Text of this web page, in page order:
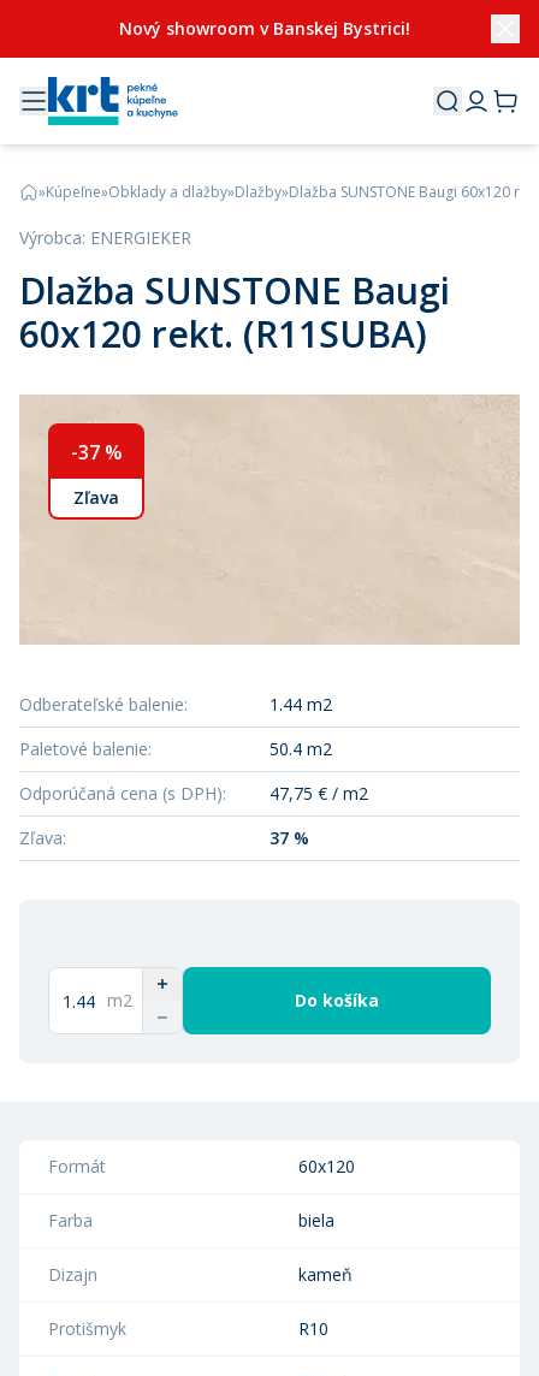
Nový showroom v Banskej Bystrici!
»Kúpeľne»Obklady a dlažby»Dlažby»Dlažba SUNSTONE Baugi 60x120
Výrobca: ENERGIEKER
Dlažba SUNSTONE Baugi
60x120 rekt. (R11SUBA)
-37%
Zľava
Odberateľské balenie:
1.44 m2
Paletové balenie:
50.4 m2
Odporúčaná cena (s DPH):
47,75 € / m2
Zľava: 37 %
m2 Do košíka
Formát 60x120
Farba biela
Dizajn kameň
Protišmyk R10